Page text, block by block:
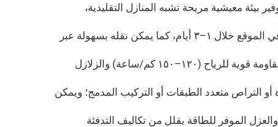
بيئة معيشية مريحة تشبه المنازل التقليدية،
يتم تصنيع المنزل بالكامل مسبقًا في المصنع باستخدام وحدات قياسية؛ ويمكن الانتهاء من التجميع في الموقع خلال ١–٣ أيام، كما يمكن نقله بسهولة عبر
إطار فولاذي مغلفن بالغمر الساخن يضمن مقاومة التآكل والصدأ، ومدة خدمته تزيد عن ٥٠ عامًا؛ وهو يتمتّع بمقاومة قوية للرياح (١٢٠–١٥٠ كم/ساعة) والزلازل
الواحدة أو التراص متعدد الطبقات أو التركيب المدمج؛ ويمكن
والعزل الموفر للطاقة يقلل من تكاليف التدفئة